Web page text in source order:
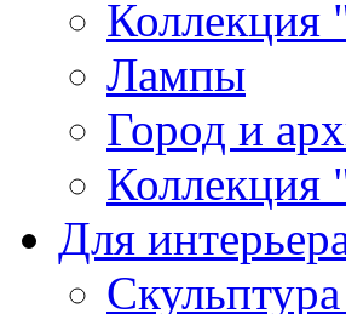
Коллекция
Лампы
Город и
Для
Скульптура